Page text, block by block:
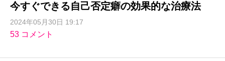
今すぐできる自己否定癖の効果的な治療法
2024年05月30日 19:17
53 コメント